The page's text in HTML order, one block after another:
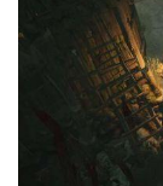
LA
CÓMO